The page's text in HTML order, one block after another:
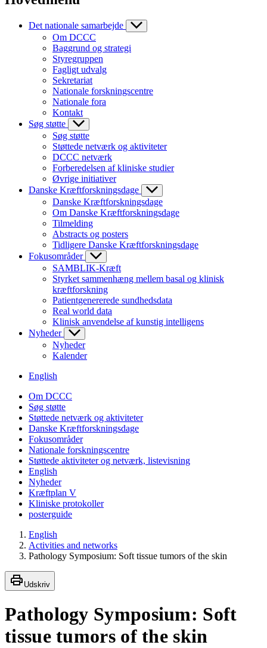
Det nationale samarbejde
Om DCCC
Baggrund og strategi
Styregruppen
Fagligt udvalg
Sekretariat
Nationale forskningscentre
Nationale fora
Kontakt
Søg støtte
Søg støtte
Støttede netværk og aktiviteter
DCCC netværk
Forberedelsen af kliniske studier
Øvrige initiativer
Danske Kræftforskningsdage
Danske Kræftforskningsdage
Om Danske Kræftforskningsdage
Tilmelding
Abstracts og posters
Tidligere Danske Kræftforskningsdage
Fokusområder
SAMBLIK-Kræft
Styrket sammenhæng mellem basal og klinisk
kræftforskning
Patientgenererede sundhedsdata
Real world data
Klinisk anvendelse af kunstig intelligens
Nyheder
Nyheder
Kalender
English
Om DCCC
Søg støtte
Støttede netværk og aktiviteter
Danske Kræftforskningsdage
Fokusområder
Nationale forskningscentre
Støttede aktiviteter og netværk, listevisning
English
Nyheder
Kræftplan V
Kliniske protokoller
posterguide
English
Activities and networks
Pathology Symposium: Soft tissue tumors of the skin
Udskriv
Pathology Symposium: Soft
tissue tumors of the skin